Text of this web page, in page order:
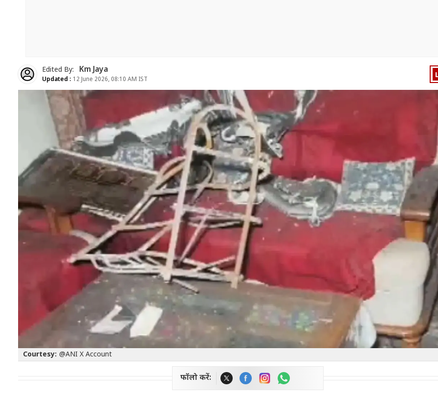
Edited By: Km Jaya
Updated : 12 June 2026, 08:10 AM IST
Courtesy: @ANI X Account
फॉलो करें: